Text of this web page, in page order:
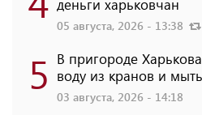
деньги харьковчан
05 августа, 2026 - 13:38
5 В пригороде
воду из кранов и
03 августа, 2026 - 14:18